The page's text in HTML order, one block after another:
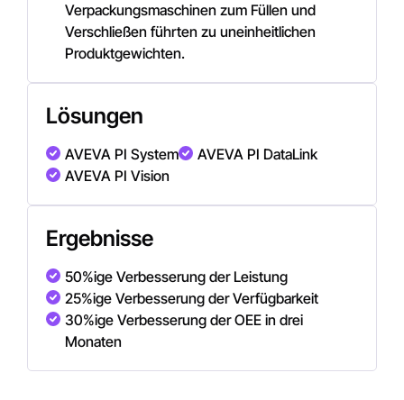
Verpackungsmaschinen zum Füllen und
Verschließen führten zu uneinheitlichen
Produktgewichten.
Lösungen
AVEVA PI System
AVEVA PI DataLink
AVEVA PI Vision
Ergebnisse
50%ige Verbesserung der Leistung
25%ige Verbesserung der Verfügbarkeit
30%ige Verbesserung der OEE in drei
Monaten